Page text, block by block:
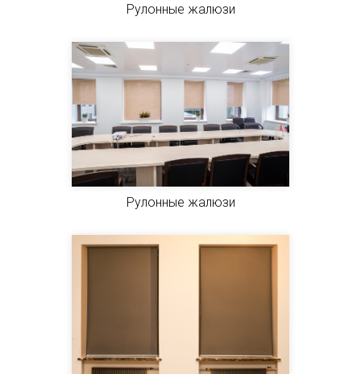
Рулонные жалюзи
Рулонные жалюзи